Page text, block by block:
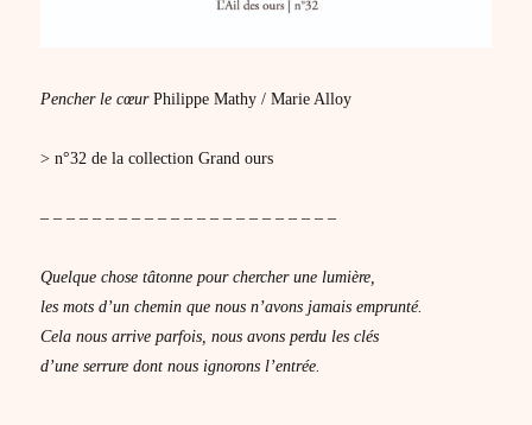
Pencher le cœur Philippe Mathy / Marie Alloy
> n°32 de la collection Grand ours
– – – – – – – – – – – – – – – – – – – – – – –
Quelque chose tâtonne pour chercher une lumière,
les mots d’un chemin que nous n’avons jamais emprunté.
Cela nous arrive parfois, nous avons perdu les clés
d’une serrure dont nous ignorons l’entrée.